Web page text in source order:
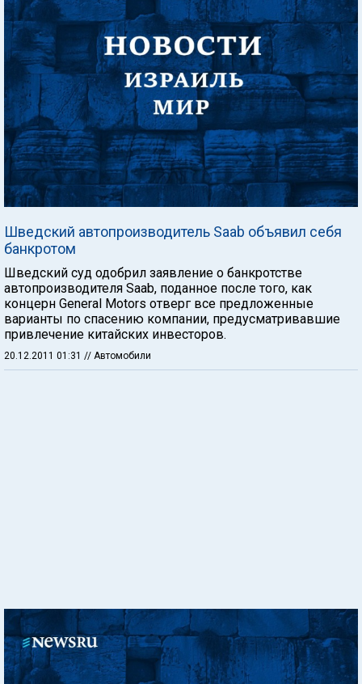
Шведский автопроизводитель Saab объявил себя
банкротом
Шведский суд одобрил заявление о банкротстве
автопроизводителя Saab, поданное после того, как
концерн General Motors отверг все предложенные
варианты по спасению компании, предусматривавшие
привлечение китайских инвесторов.
20.12.2011 01:31 // Автомобили